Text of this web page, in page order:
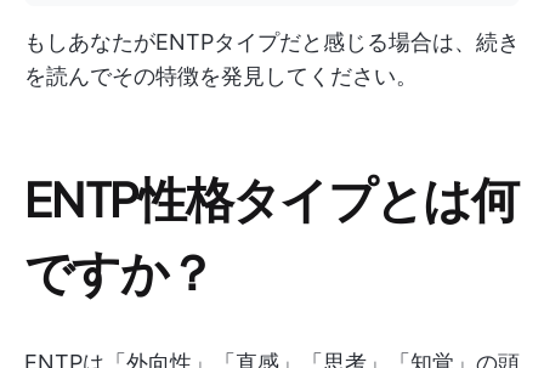
もしあなたがENTPタイプだと感じる場合は、続き
を読んでその特徴を発見してください。
ENTP性格タイプとは何
ですか？
ENTPは「外向性」「直感」「思考」「知覚」の頭